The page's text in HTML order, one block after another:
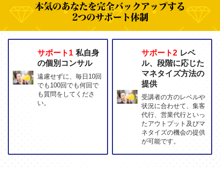
本気のあなたを完全バックアップする
2つのサポート体制
サポート1 私自身
の個別コンサル
遠慮せずに、毎日10回
でも100回でも何回で
も質問をしてくださ
い。
サポート2 レベ
ル、段階に応じた
マネタイズ方法の
提供
受講者の方のレベルや
状況に合わせて、集客
代行、営業代行といっ
たアウトプット及びマ
ネタイズの機会の提供
が可能です。